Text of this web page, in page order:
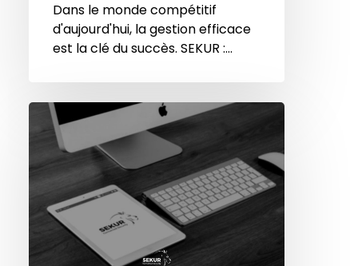
Dans le monde compétitif
d'aujourd'hui, la gestion efficace
est la clé du succès. SEKUR :…
Comment
logiciel
SEKUR
peut
vous
aider